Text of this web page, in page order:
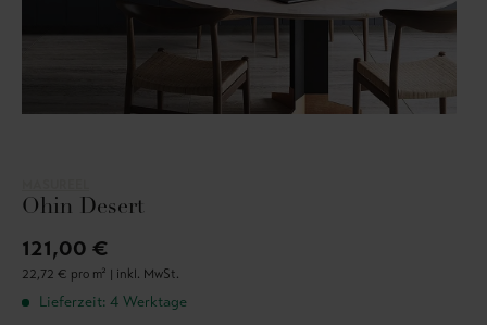
Ohin Desert
121,00 €
22,72 € pro m² | inkl. MwSt.
Lieferzeit: 4 Werktage